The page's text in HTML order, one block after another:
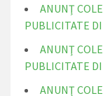
ANUNŢ
PUBLICITATE
ANUNŢ
PUBLICITATE
ANUNŢ